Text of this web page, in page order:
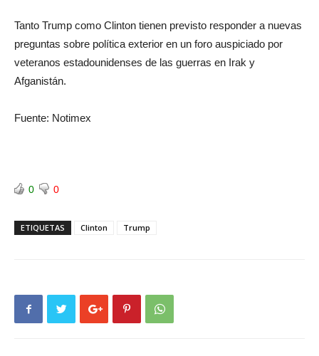
Tanto Trump como Clinton tienen previsto responder a nuevas
preguntas sobre política exterior en un foro auspiciado por
veteranos estadounidenses de las guerras en Irak y
Afganistán.
Fuente: Notimex
0 0
ETIQUETAS Clinton Trump